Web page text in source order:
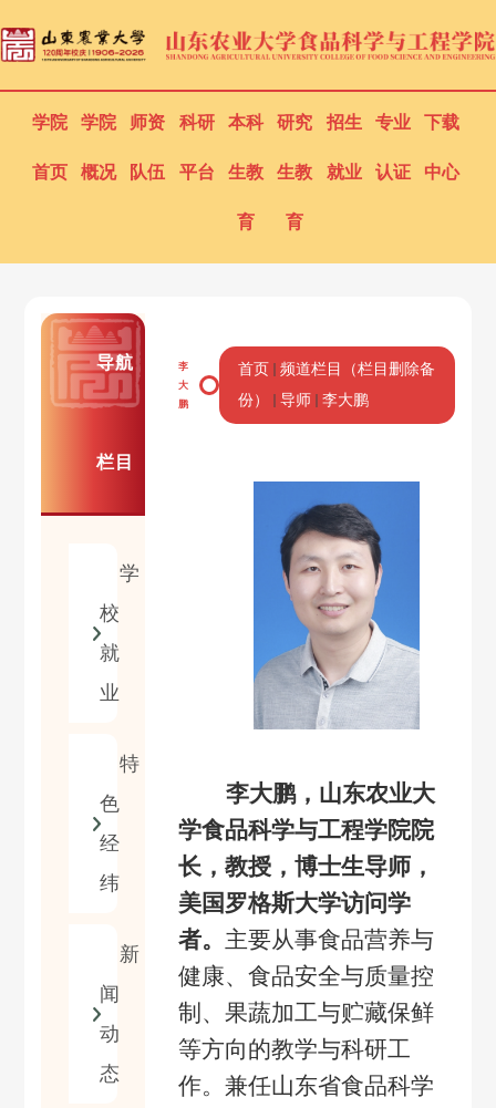
学院
首页
学院
概况
师资
队伍
科研
平台
本科
生教
育
研究
生教
育
招生
就业
专业
认证
下载
中心
导航
栏目
学
校
就
业
特
色
经
纬
新
闻
动
态
李
大
鹏
首页
频道栏目（栏目删除备
份）
导师 李大鹏
李大鹏，山东农业大
学食品科学与工程学院院
长，教授，博士生导师，
美国罗格斯大学访问学
者。 主要从事食品营养与
健康、食品安全与质量控
制、果蔬加工与贮藏保鲜
等方向的教学与科研工
作。兼任山东省食品科学